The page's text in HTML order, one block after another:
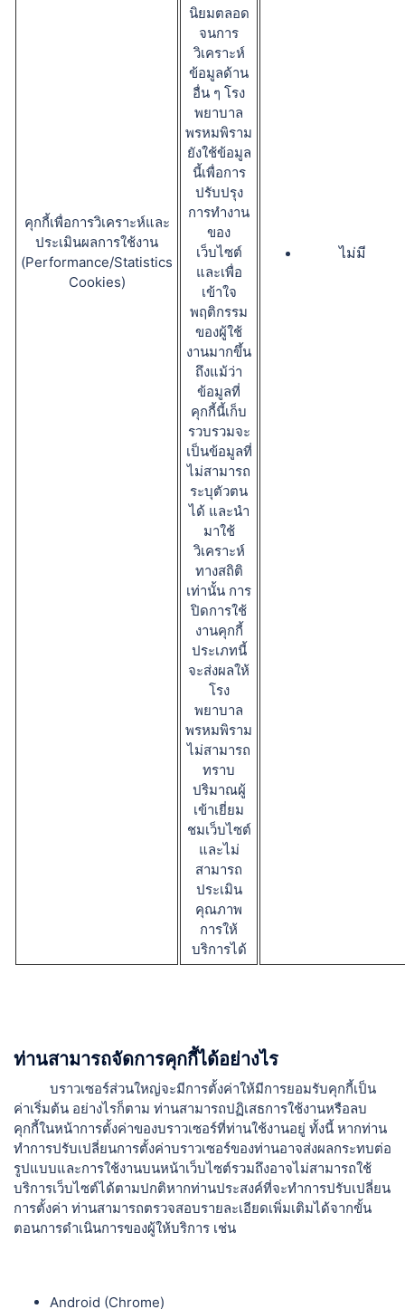
คุกกี้เพื่อการวิเคราะห์และ
ประเมินผลการใช้งาน
(Performance/Statistics
Cookies)
นิยมตลอด
จนการ
วิเคราะห์
ข้อมูลด้าน
อื่น ๆ โรง
พยาบาล
พรหมพิราม
ยังใช้ข้อมูล
นี้เพื่อการ
ปรับปรุง
การทำงาน
ของ
เว็บไซต์
และเพื่อ
เข้าใจ
พฤติกรรม
ของผู้ใช้
งานมากขึ้น
ถึงแม้ว่า
ข้อมูลที่
คุกกี้นี้เก็บ
รวบรวมจะ
เป็นข้อมูลที่
ไม่สามารถ
ระบุตัวตน
ได้ และนำ
มาใช้
วิเคราะห์
ทางสถิติ
เท่านั้น การ
ปิดการใช้
งานคุกกี้
ประเภทนี้
จะส่งผลให้
โรง
พยาบาล
พรหมพิราม
ไม่สามารถ
ทราบ
ปริมาณผู้
เข้าเยี่ยม
ชมเว็บไซต์
และไม่
สามารถ
ประเมิน
คุณภาพ
การให้
บริการได้
ไม่มี
ท่านสามารถจัดการคุกกี้ได้อย่างไร
บราวเซอร์ส่วนใหญ่จะมีการตั้งค่าให้มีการยอมรับคุกกี้เป็น
ค่าเริ่มต้น อย่างไรก็ตาม ท่านสามารถปฏิเสธการใช้งานหรือลบ
คุกกี้ในหน้าการตั้งค่าของบราวเซอร์ที่ท่านใช้งานอยู่ ทั้งนี้ หากท่าน
ทำการปรับเปลี่ยนการตั้งค่าบราวเซอร์ของท่านอาจส่งผลกระทบต่อ
รูปแบบและการใช้งานบนหน้าเว็บไซต์รวมถึงอาจไม่สามารถใช้
บริการเว็บไซต์ได้ตามปกติหากท่านประสงค์ที่จะทำการปรับเปลี่ยน
การตั้งค่า ท่านสามารถตรวจสอบรายละเอียดเพิ่มเติมได้จากขั้น
ตอนการดำเนินการของผู้ให้บริการ เช่น
Android (Chrome)